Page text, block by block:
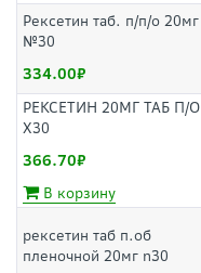
Рексетин таб. п/п/о 20мг
№30
334.00
РЕКСЕТИН 20МГ ТАБ П/О
Х30
366.70
В корзину
рексетин таб п.об
пленочной 20мг n30